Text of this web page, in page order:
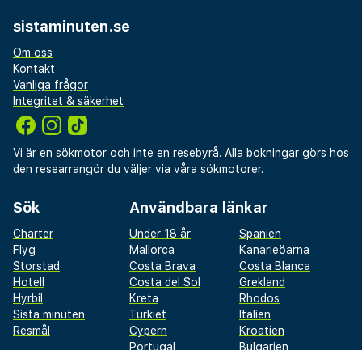
sistaminuten.se
Om oss
Kontakt
Vanliga frågor
Integritet & säkerhet
Vi är en sökmotor och inte en resebyrå. Alla bokningar görs hos
den researrangör du väljer via våra sökmotorer.
Sök
Charter
Flyg
Storstad
Hotell
Hyrbil
Sista minuten
Resmål
Användbara länkar
Under 18 år
Spanien
Mallorca
Kanarieöarna
Costa Brava
Costa Blanca
Costa del Sol
Grekland
Kreta
Rhodos
Turkiet
Italien
Cypern
Kroatien
Portugal
Bulgarien